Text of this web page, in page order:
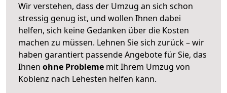
Wir verstehen, dass der Umzug an sich schon
stressig genug ist, und wollen Ihnen dabei
helfen, sich keine Gedanken über die Kosten
machen zu müssen. Lehnen Sie sich zurück – wir
haben garantiert passende Angebote für Sie, das
Ihnen ohne Probleme mit Ihrem Umzug von
Koblenz nach Lehesten helfen kann.